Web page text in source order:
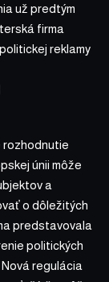
už predtým
firma
reklamy
rozhodnutie
únii môže
a
o dôležitých
predstavovala
politických
regulácia